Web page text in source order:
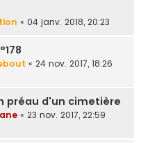
« 04 janv. 2018, 20:23
« 24 nov. 2017, 18:26
préau d'un cimetière
« 23 nov. 2017, 22:59